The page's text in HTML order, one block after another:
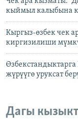
кыймыл калыбына
Кыргыз-өзбек чек
киргизилиши
Өзбекстандыктарга
жүрүүгө уруксат
Дагы